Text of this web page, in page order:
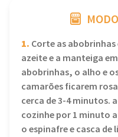
1. Corte as
azeite e a manteiga
abobrinhas, o alho e
camarões ficarem
cerca de 3-4 minutos.
cozinhe por 1 minuto
o espinafre e casca